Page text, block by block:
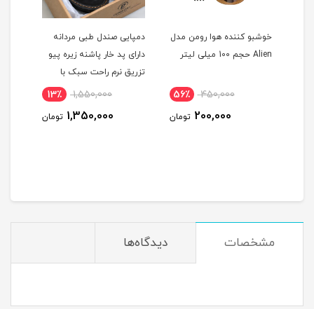
خوشبو کننده هوا رومن مدل
Alien حجم 100 میلی لیتر
450,000 56٪
200,000 تومان
دمپایی صندل طبی مردانه
دارای پد خار پاشنه زیره پیو
تزریق نرم راحت سبک با
1,550,000 13٪
1,350,000 تومان
مشخصات دیدگاه‌ها